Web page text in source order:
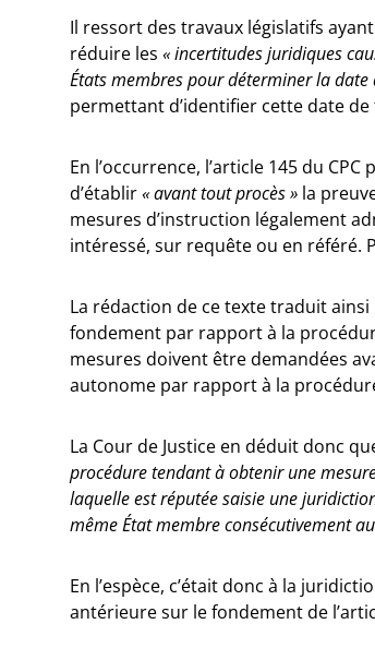
Il ressort des travaux législatifs
réduire les« incertitudes juridiques
États membres pour déterminer la date
permettant d’identifier cette date
En l’occurrence, l’article 145 du
d’établir« avant tout procès » la
mesures d’instruction légalement
intéressé, sur requête ou en référé.
La rédaction de ce texte traduit
fondement par rapport à la
mesures doivent être demandées
autonome par rapport à la
La Cour de Justice en déduit donc
procédure tendant à obtenir une
laquelle est réputée saisie une
même État membre consécutivement
En l’espèce, c’était donc à la
antérieure sur le fondement de